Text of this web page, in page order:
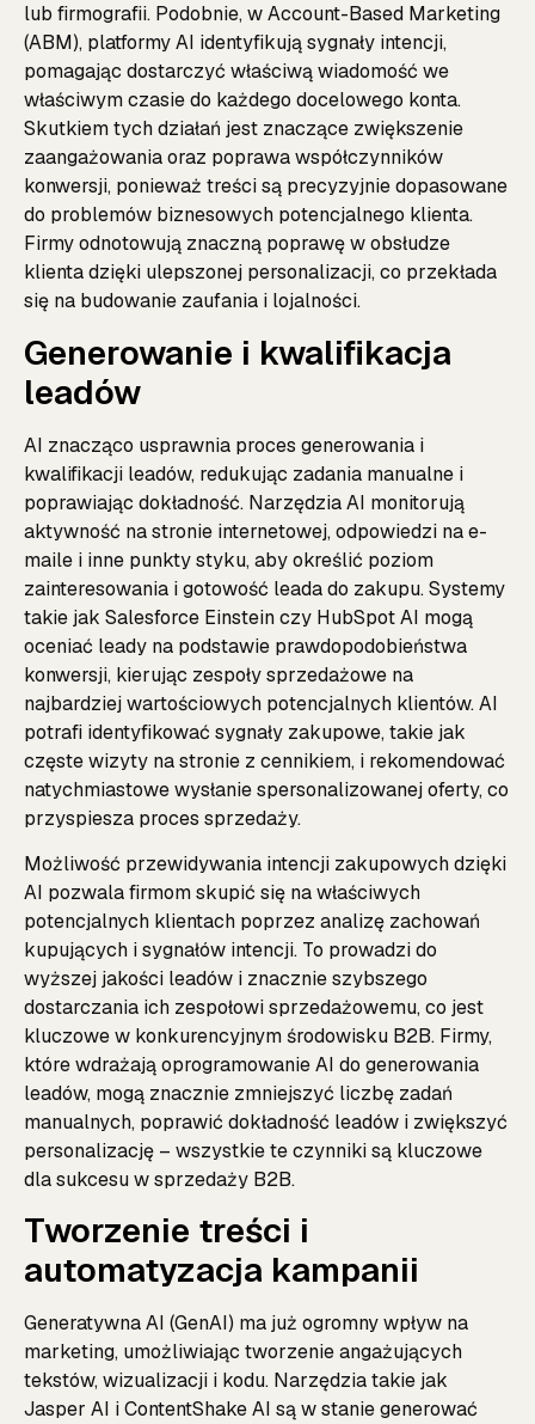
lub firmografii. Podobnie, w Account-Based Marketing
(ABM), platformy AI identyfikują sygnały intencji,
pomagając dostarczyć właściwą wiadomość we
właściwym czasie do każdego docelowego konta.
Skutkiem tych działań jest znaczące zwiększenie
zaangażowania oraz poprawa współczynników
konwersji, ponieważ treści są precyzyjnie dopasowane
do problemów biznesowych potencjalnego klienta.
Firmy odnotowują znaczną poprawę w obsłudze
klienta dzięki ulepszonej personalizacji, co przekłada
się na budowanie zaufania i lojalności.
Generowanie i kwalifikacja
leadów
AI znacząco usprawnia proces generowania i
kwalifikacji leadów, redukując zadania manualne i
poprawiając dokładność. Narzędzia AI monitorują
aktywność na stronie internetowej, odpowiedzi na e-
maile i inne punkty styku, aby określić poziom
zainteresowania i gotowość leada do zakupu. Systemy
takie jak Salesforce Einstein czy HubSpot AI mogą
oceniać leady na podstawie prawdopodobieństwa
konwersji, kierując zespoły sprzedażowe na
najbardziej wartościowych potencjalnych klientów. AI
potrafi identyfikować sygnały zakupowe, takie jak
częste wizyty na stronie z cennikiem, i rekomendować
natychmiastowe wysłanie spersonalizowanej oferty, co
przyspiesza proces sprzedaży.
Możliwość przewidywania intencji zakupowych dzięki
AI pozwala firmom skupić się na właściwych
potencjalnych klientach poprzez analizę zachowań
kupujących i sygnałów intencji. To prowadzi do
wyższej jakości leadów i znacznie szybszego
dostarczania ich zespołowi sprzedażowemu, co jest
kluczowe w konkurencyjnym środowisku B2B. Firmy,
które wdrażają oprogramowanie AI do generowania
leadów, mogą znacznie zmniejszyć liczbę zadań
manualnych, poprawić dokładność leadów i zwiększyć
personalizację – wszystkie te czynniki są kluczowe
dla sukcesu w sprzedaży B2B.
Tworzenie treści i
automatyzacja kampanii
Generatywna AI (GenAI) ma już ogromny wpływ na
marketing, umożliwiając tworzenie angażujących
tekstów, wizualizacji i kodu. Narzędzia takie jak
Jasper AI i ContentShake AI są w stanie generować